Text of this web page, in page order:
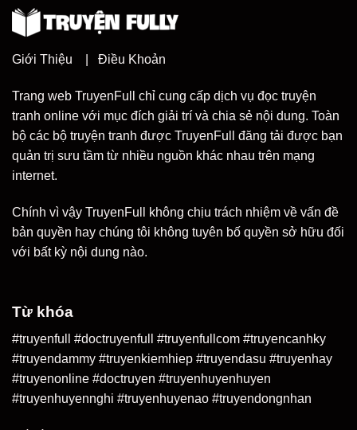
Giới Thiệu Điều Khoản
Trang web TruyenFull chỉ cung cấp dịch vụ đọc truyện
tranh online với mục đích giải trí và chia sẻ nội dung. Toàn
bộ các bộ truyện tranh được TruyenFull đăng tải được bạn
quản trị sưu tầm từ nhiều nguồn khác nhau trên mạng
internet.
Chính vì vậy TruyenFull không chịu trách nhiệm về vấn đề
bản quyền hay chúng tôi không tuyên bố quyền sở hữu đối
với bất kỳ nội dung nào.
Từ khóa
#truyenfull #doctruyenfull #truyenfullcom #truyencanhky
#truyendammy #truyenkiemhiep #truyendasu #truyenhay
#truyenonline #doctruyen #truyenhuyenhuyen
#truyenhuyennghi #truyenhuyenao #truyendongnhan